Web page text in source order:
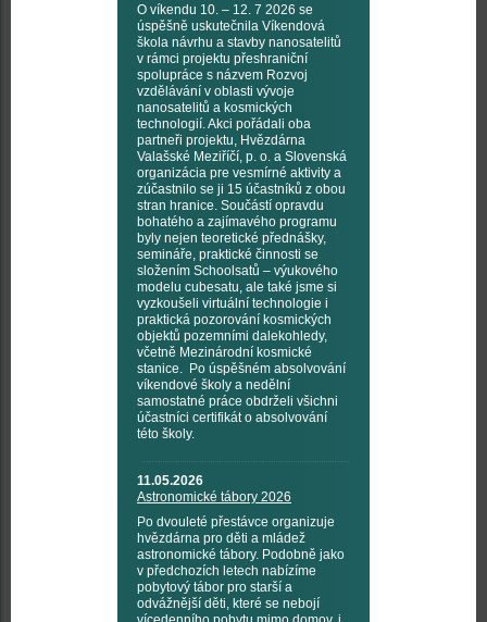
O víkendu 10. – 12. 7 2026 se
úspěšně uskutečnila Víkendová
škola návrhu a stavby nanosatelitů
v rámci projektu přeshraniční
spolupráce s názvem Rozvoj
vzdělávání v oblasti vývoje
nanosatelitů a kosmických
technologií. Akci pořádali oba
partneři projektu, Hvězdárna
Valašské Meziříčí, p. o. a Slovenská
organizácia pre vesmírné aktivity a
zúčastnilo se ji 15 účastníků z obou
stran hranice. Součástí opravdu
bohatého a zajímavého programu
byly nejen teoretické přednášky,
semináře, praktické činnosti se
složením Schoolsatů – výukového
modelu cubesatu, ale také jsme si
vyzkoušeli virtuální technologie i
praktická pozorování kosmických
objektů pozemními dalekohledy,
včetně Mezinárodní kosmické
stanice. Po úspěšném absolvování
víkendové školy a nedělní
samostatné práce obdrželi všichni
účastníci certifikát o absolvování
této školy.
11.05.2026
Astronomické tábory 2026
Po dvouleté přestávce organizuje
hvězdárna pro děti a mládež
astronomické tábory. Podobně jako
v předchozích letech nabízíme
pobytový tábor pro starší a
odvážnější děti, které se nebojí